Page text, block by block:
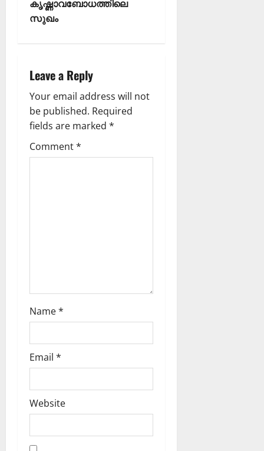
സുഖം
Leave a Reply
Your email address will not
be published. Required
fields are marked *
Comment*
Name*
Email *
Website